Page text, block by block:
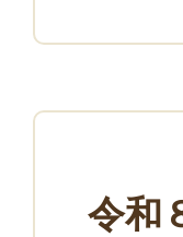
令和